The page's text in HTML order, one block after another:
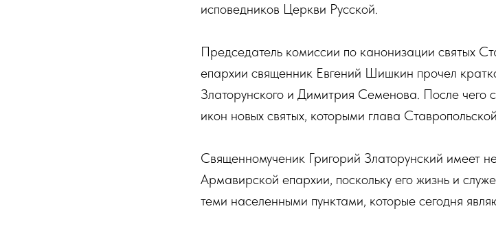
исповедников Церкви Русской.
Председатель комиссии по канонизации святых
епархии священник Евгений Шишкин прочел
Златорунского и Димитрия Семенова. После чего
икон новых святых, которыми глава
Священномученик Григорий Златорунский имеет
Армавирской епархии, поскольку его жизнь и
теми населенными пунктами, которые сегодня